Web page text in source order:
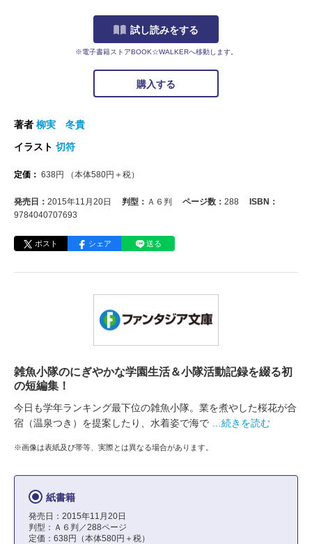
試し読みをする
※電子書籍ストアBOOK☆WALKERへ移動します。
購入する
著者 柳実 冬貴
イラスト 切符
定価： 638円 （本体580円＋税）
発売日： 2015年11月20日 判型： Ａ６判 ページ数： 288
ISBN：
9784040707693
ポスト シェア 送る
雑魚小隊のにぎやかな学園生活＆小隊活動記録を綴る初
の短編集！
今日も学年ランキング最下位の雑魚小隊。業を煮やした桜花が合
宿（温泉つき）を提案したり、水着姿で海で
…続きを読む
※画像は表紙及び帯等、実際とは異なる場合があります。
紙書籍
発売日：2015年11月20日
判型：Ａ６判／288ページ
定価：638円（本体580円＋税）